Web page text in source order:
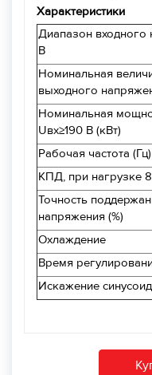
Характеристики
Диапазон входного
В
Номинальная
выходного
Номинальная
Uвх≥190 В (кВт)
Рабочая частота (Гц)
КПД, при нагрузке
Точность
напряжения (%)
Охлаждение
Время
Искажение